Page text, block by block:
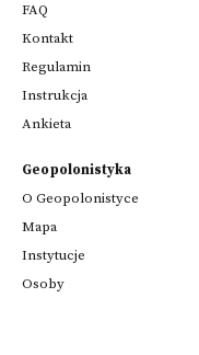
FAQ
Kontakt
Regulamin
Instrukcja
Ankieta
Geopolonistyka
O Geopolonistyce
Mapa
Instytucje
Osoby